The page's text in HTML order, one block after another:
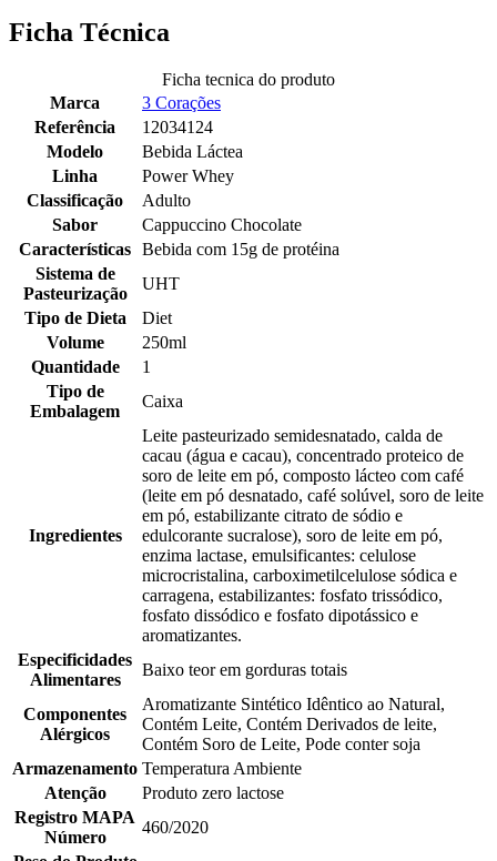
Ficha Técnica
Ficha tecnica do produto
Marca
3 Corações
Referência
12034124
Modelo
Bebida Láctea
Linha
Power Whey
Classificação
Adulto
Sabor
Cappuccino Chocolate
Características Bebida com 15g de protéina
Sistema de
Pasteurização
UHT
Tipo de Dieta
Diet
Volume
250ml
Quantidade
1
Tipo de
Embalagem
Caixa
Ingredientes
Leite pasteurizado semidesnatado, calda de
cacau (água e cacau), concentrado proteico de
soro de leite em pó, composto lácteo com café
(leite em pó desnatado, café solúvel, soro de leite
em pó, estabilizante citrato de sódio e
edulcorante sucralose), soro de leite em pó,
enzima lactase, emulsificantes: celulose
microcristalina, carboximetilcelulose sódica e
carragena, estabilizantes: fosfato trissódico,
fosfato dissódico e fosfato dipotássico e
aromatizantes.
Especificidades
Alimentares
Baixo teor em gorduras totais
Componentes
Alérgicos
Aromatizante Sintético Idêntico ao Natural,
Contém Leite, Contém Derivados de leite,
Contém Soro de Leite, Pode conter soja
Armazenamento Temperatura Ambiente
Atenção
Produto zero lactose
Registro MAPA
Número
460/2020